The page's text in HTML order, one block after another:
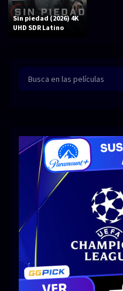
Fantástico
Series 720p
Series 1080p 60 FPS
¿COMO DESCARGAR?
TIPOS DE CALIDADES
VIP
Sin piedad (2026) 4K
UHD SDR Latino